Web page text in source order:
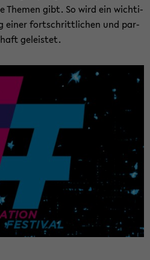
The­men gibt. So wird ein wich­ti­
einer fort­schritt­li­chen und par­
ge­leis­tet.